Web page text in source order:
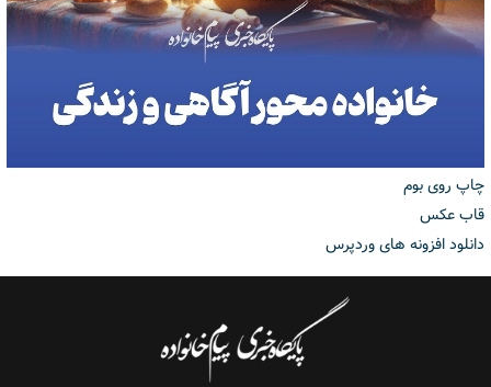
چاپ روی بوم
قاب عکس
دانلود افزونه های وردپرس